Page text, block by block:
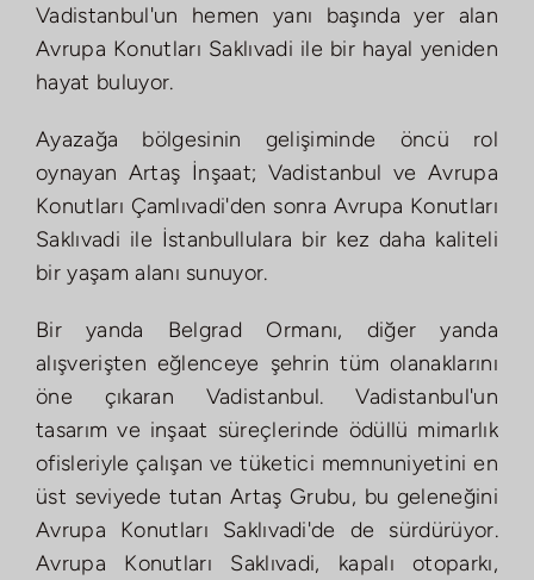
Vadistanbul'un hemen yanı başında yer alan
Avrupa Konutları Saklıvadi ile bir hayal yeniden
hayat buluyor.
Ayazağa bölgesinin gelişiminde öncü rol
oynayan Artaş İnşaat; Vadistanbul ve Avrupa
Konutları Çamlıvadi'den sonra Avrupa Konutları
Saklıvadi ile İstanbullulara bir kez daha kaliteli
bir yaşam alanı sunuyor.
Bir yanda Belgrad Ormanı, diğer yanda
alışverişten eğlenceye şehrin tüm olanaklarını
öne çıkaran Vadistanbul. Vadistanbul'un
tasarım ve inşaat süreçlerinde ödüllü mimarlık
ofisleriyle çalışan ve tüketici memnuniyetini en
üst seviyede tutan Artaş Grubu, bu geleneğini
Avrupa Konutları Saklıvadi'de de sürdürüyor.
Avrupa Konutları Saklıvadi, kapalı otoparkı,